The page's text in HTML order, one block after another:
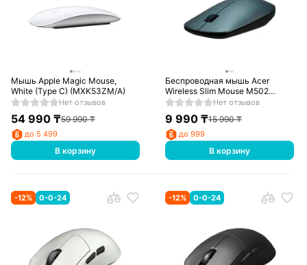
Мышь Apple Magic Mouse,
White (Type C) (MXK53ZM/A)
Нет отзывов
54 990₸59 990₸
до 5 499
В корзину
Беспроводная мышь Acer
Wireless Slim Mouse M502
WWCB, Space Gray
Нет отзывов
9 990 ₸15 990₸
до 999
В корзину
-12% 0-0-24 -12% 0-0-24